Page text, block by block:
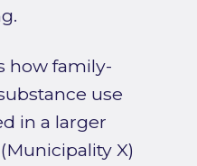
how family-
use
in a larger
X)